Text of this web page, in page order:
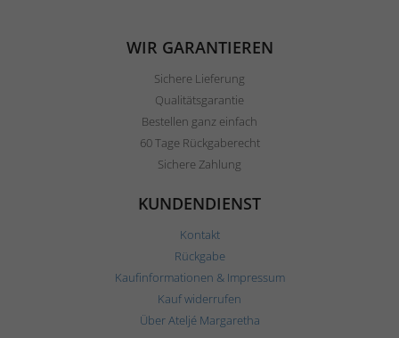
WIR GARANTIEREN
Sichere Lieferung
Qualitätsgarantie
Bestellen ganz einfach
60 Tage Rückgaberecht
Sichere Zahlung
KUNDENDIENST
Kontakt
Rückgabe
Kaufinformationen & Impressum
Kauf widerrufen
Über Ateljé Margaretha